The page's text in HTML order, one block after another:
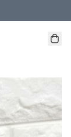
地取貨、國際送貨 )